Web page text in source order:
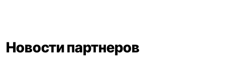
Новости партнеров